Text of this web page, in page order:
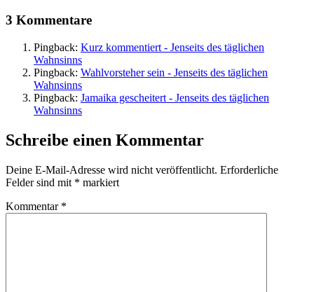
3 Kommentare
Pingback: Kurz kommentiert - Jenseits des täglichen
Wahnsinns
Pingback: Wahlvorsteher sein - Jenseits des täglichen
Wahnsinns
Pingback: Jamaika gescheitert - Jenseits des täglichen
Wahnsinns
Schreibe einen Kommentar
Deine E-Mail-Adresse wird nicht veröffentlicht. Erforderliche
Felder sind mit * markiert
Kommentar *